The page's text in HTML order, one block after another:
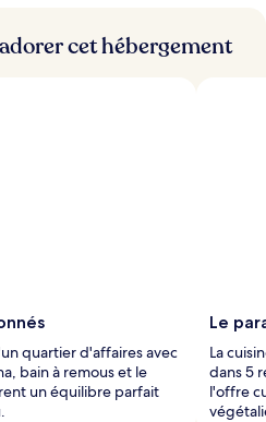
i
e
e
cet hébergement
quartier d'affaires avec
bain à remous et le
un équilibre parfait
Le
La
dans 5
l'offre